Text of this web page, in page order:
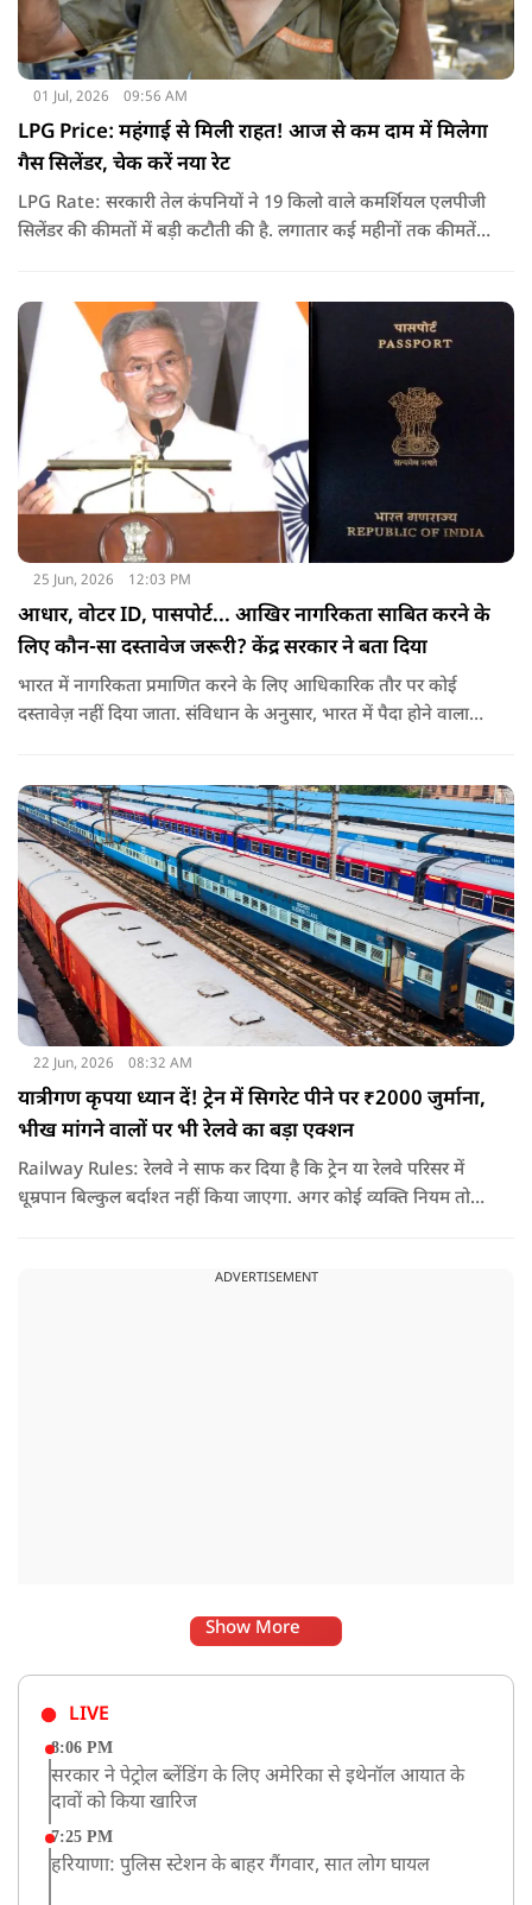
01 Jul, 2026 09:56 AM
LPG Price: महंगाई से मिली राहत! आज से कम दाम में मिलेगा
गैस सिलेंडर, चेक करें नया रेट
LPG Rate: सरकारी तेल कंपनियों ने 19 किलो वाले कमर्शियल एलपीजी
सिलेंडर की कीमतों में बड़ी कटौती की है. लगातार कई महीनों तक कीमतें
25 Jun, 2026 12:03 PM
आधार, वोटर ID, पासपोर्ट... आखिर नागरिकता साबित करने के
लिए कौन-सा दस्तावेज जरूरी? केंद्र सरकार ने बता दिया
भारत में नागरिकता प्रमाणित करने के लिए आधिकारिक तौर पर कोई
दस्तावेज़ नहीं दिया जाता. संविधान के अनुसार, भारत में पैदा होने वाला
22 Jun, 2026 08:32 AM
यात्रीगण कृपया ध्यान दें! ट्रेन में सिगरेट पीने पर ₹2000 जुर्माना,
भीख मांगने वालों पर भी रेलवे का बड़ा एक्शन
Railway Rules: रेलवे ने साफ कर दिया है कि ट्रेन या रेलवे परिसर में
धूम्रपान बिल्कुल बर्दाश्त नहीं किया जाएगा. अगर कोई व्यक्ति नियम तोड़ते
ADVERTISEMENT
Show More
LIVE
8:06 PM
सरकार ने पेट्रोल ब्लेंडिंग के लिए अमेरिका से इथेनॉल आयात के
दावों को किया खारिज
7:25 PM
हरियाणा: पुलिस स्टेशन के बाहर गैंगवार, सात लोग घायल